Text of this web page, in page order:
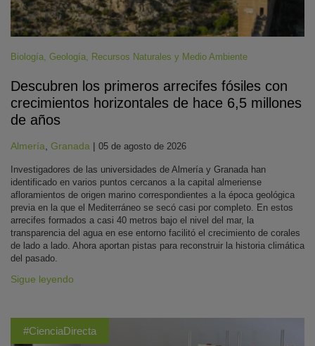
Biología, Geología, Recursos Naturales y Medio Ambiente
Descubren los primeros arrecifes fósiles con
crecimientos horizontales de hace 6,5 millones
de años
Almería Granada | 05 de agosto de 2026
Investigadores de las universidades de Almería y Granada han
identificado en varios puntos cercanos a la capital almeriense
afloramientos de origen marino correspondientes a la época geológica
previa en la que el Mediterráneo se secó casi por completo. En estos
arrecifes formados a casi 40 metros bajo el nivel del mar, la
transparencia del agua en ese entorno facilitó el crecimiento de corales
de lado a lado. Ahora aportan pistas para reconstruir la historia climática
del pasado.
Sigue leyendo
#CienciaDirecta